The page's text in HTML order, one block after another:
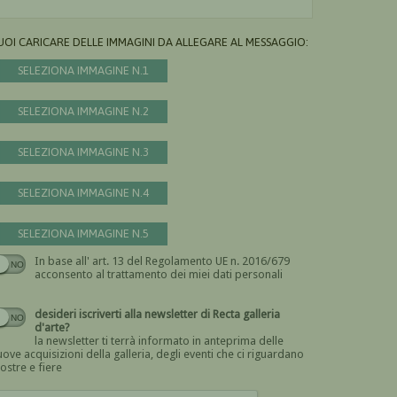
CARICARE DELLE IMMAGINI DA ALLEGARE AL MESSAGGIO:
SELEZIONA IMMAGINE N.1
SELEZIONA IMMAGINE N.2
SELEZIONA IMMAGINE N.3
SELEZIONA IMMAGINE N.4
SELEZIONA IMMAGINE N.5
In base all' art. 13 del Regolamento UE n. 2016/679
acconsento al trattamento dei miei dati personali
Devi dare il consenso
desideri iscriverti alla newsletter di Recta galleria
d'arte?
la newsletter ti terrà informato in anteprima delle
acquisizioni della galleria, degli eventi che ci riguardano
e fiere